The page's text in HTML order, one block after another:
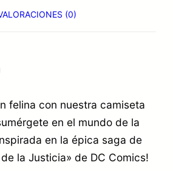
€
(0)
felina con nuestra camiseta
en el mundo de la
en la épica saga de
la Justicia» de DC Comics!